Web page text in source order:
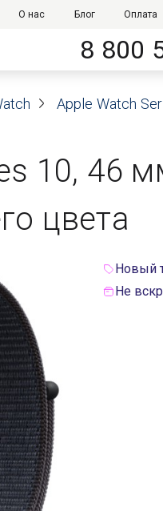
О нас Блог Оплата
8 800
Apple Watch
10, 46
цвета
Новый
Не